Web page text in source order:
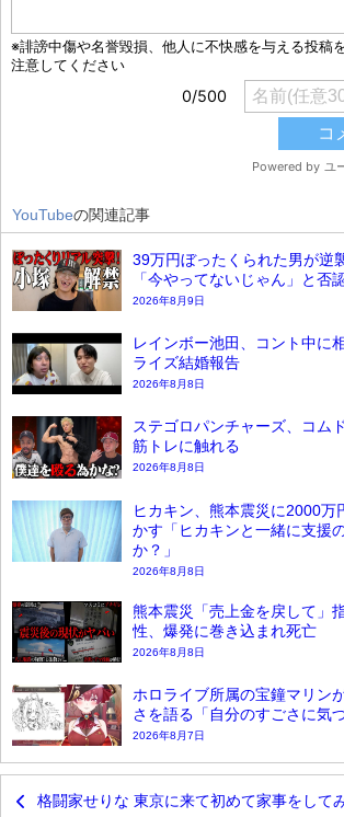
YouTubeの関連記事
39万円ぼったくられた男が逆
「今やってないじゃん」と否
2026年8月9日
レインボー池田、コント中に
ライズ結婚報告
2026年8月8日
ステゴロパンチャーズ、コム
筋トレに触れる
2026年8月8日
ヒカキン、熊本震災に2000万
かす「ヒカキンと一緒に支援
か？」
2026年8月8日
熊本震災「売上金を戻して」
性、爆発に巻き込まれ死亡
2026年8月8日
ホロライブ所属の宝鐘マリン
さを語る「自分のすごさに気
2026年8月7日
格闘家せりな 東京に来て初めて家事をして